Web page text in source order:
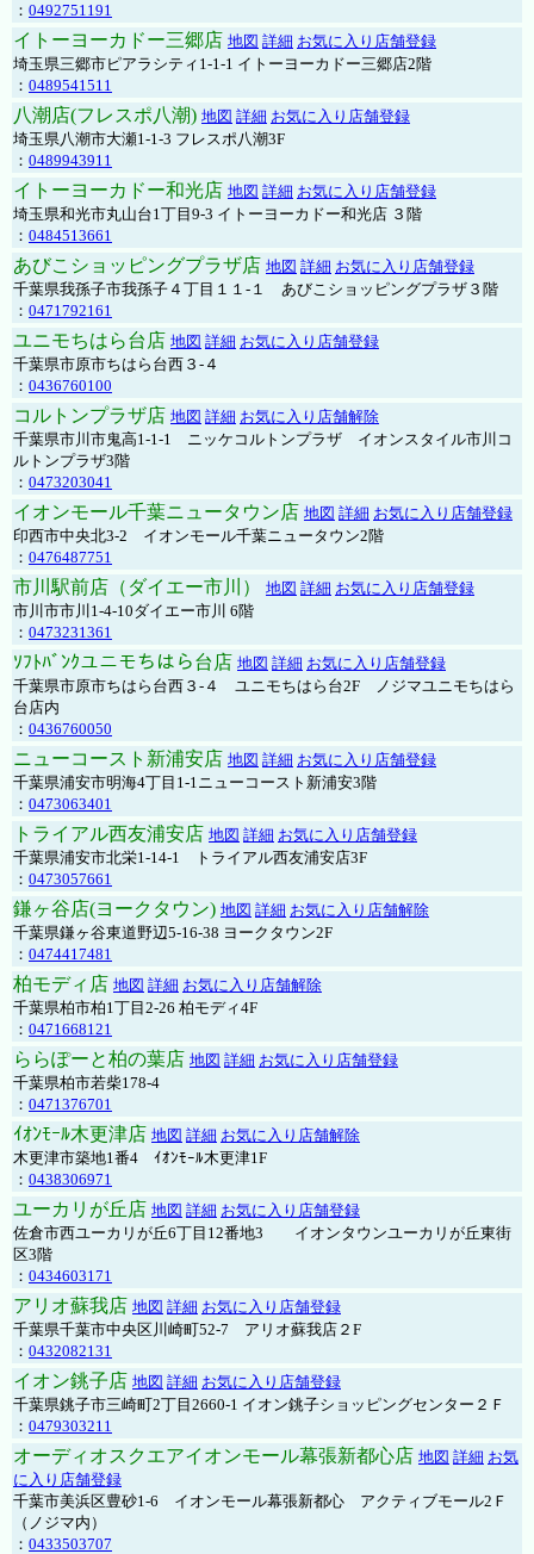
： 0492751191
イトーヨーカドー三郷店 地図 詳細 お気に入り店舗登録
埼玉県三郷市ピアラシティ1-1-1 イトーヨーカドー三郷店2階
： 0489541511
八潮店(フレスポ八潮) 地図 詳細 お気に入り店舗登録
埼玉県八潮市大瀬1-1-3 フレスポ八潮3F
： 0489943911
イトーヨーカドー和光店 地図 詳細 お気に入り店舗登録
埼玉県和光市丸山台1丁目9-3 イトーヨーカドー和光店 ３階
： 0484513661
あびこショッピングプラザ店 地図 詳細 お気に入り店舗登録
千葉県我孫子市我孫子４丁目１１-１ あびこショッピングプラザ３階
： 0471792161
ユニモちはら台店 地図 詳細 お気に入り店舗登録
千葉県市原市ちはら台西３-４
： 0436760100
コルトンプラザ店 地図 詳細 お気に入り店舗解除
千葉県市川市鬼高1-1-1 ニッケコルトンプラザ イオンスタイル市川コ
ルトンプラザ3階
： 0473203041
イオンモール千葉ニュータウン店 地図 詳細 お気に入り店舗登録
印西市中央北3-2 イオンモール千葉ニュータウン2階
： 0476487751
市川駅前店（ダイエー市川） 地図 詳細 お気に入り店舗登録
市川市市川1-4-10ダイエー市川 6階
： 0473231361
ｿﾌﾄﾊﾞﾝｸユニモちはら台店 地図 詳細 お気に入り店舗登録
千葉県市原市ちはら台西３-４ ユニモちはら台2F ノジマユニモちはら
台店内
： 0436760050
ニューコースト新浦安店 地図 詳細 お気に入り店舗登録
千葉県浦安市明海4丁目1-1ニューコースト新浦安3階
： 0473063401
トライアル西友浦安店 地図 詳細 お気に入り店舗登録
千葉県浦安市北栄1-14-1 トライアル西友浦安店3F
： 0473057661
鎌ヶ谷店(ヨークタウン) 地図 詳細 お気に入り店舗解除
千葉県鎌ヶ谷東道野辺5-16-38 ヨークタウン2F
： 0474417481
柏モディ店 地図 詳細 お気に入り店舗解除
千葉県柏市柏1丁目2-26 柏モディ4F
： 0471668121
ららぽーと柏の葉店 地図 詳細 お気に入り店舗登録
千葉県柏市若柴178-4
： 0471376701
ｲｵﾝﾓｰﾙ木更津店 地図 詳細 お気に入り店舗解除
木更津市築地1番4 ｲｵﾝﾓｰﾙ木更津1F
： 0438306971
ユーカリが丘店 地図 詳細 お気に入り店舗登録
佐倉市西ユーカリが丘6丁目12番地3 イオンタウンユーカリが丘東街
区3階
： 0434603171
アリオ蘇我店 地図 詳細 お気に入り店舗登録
千葉県千葉市中央区川崎町52-7 アリオ蘇我店２F
： 0432082131
イオン銚子店 地図 詳細 お気に入り店舗登録
千葉県銚子市三崎町2丁目2660-1 イオン銚子ショッピングセンター２Ｆ
： 0479303211
オーディオスクエアイオンモール幕張新都心店 地図 詳細 お気
に入り店舗登録
千葉市美浜区豊砂1-6 イオンモール幕張新都心 アクティブモール2Ｆ
（ノジマ内）
： 0433503707